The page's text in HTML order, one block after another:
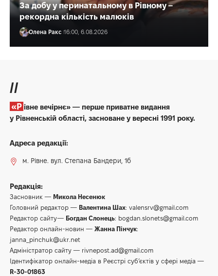
За добу у перинатальному в Рівному –
рекордна кількість малюків
Олена Ракс 16:00, 6.08.2026
//
«Рівне вечірнє» — перше приватне видання
у Рівненській області, засноване у вересні 1991 року.
Адреса редакції:
м. Рівне. вул. Степана Бандери, 1б
Редакція:
Засновник — Микола Несенюк
Головний редактор — Валентина Шах: valensrv@gmail.com
Редактор сайту— Богдан Слонець: bogdan.slonets@gmail.com
Редактор онлайн-новин — Жанна Пінчук:
janna_pinchuk@ukr.net
Адміністратор сайту — rivnepost.ad@gmail.com
Ідентифікатор онлайн-медіа в Реєстрі суб’єктів у сфері медіа —
R-30-01863